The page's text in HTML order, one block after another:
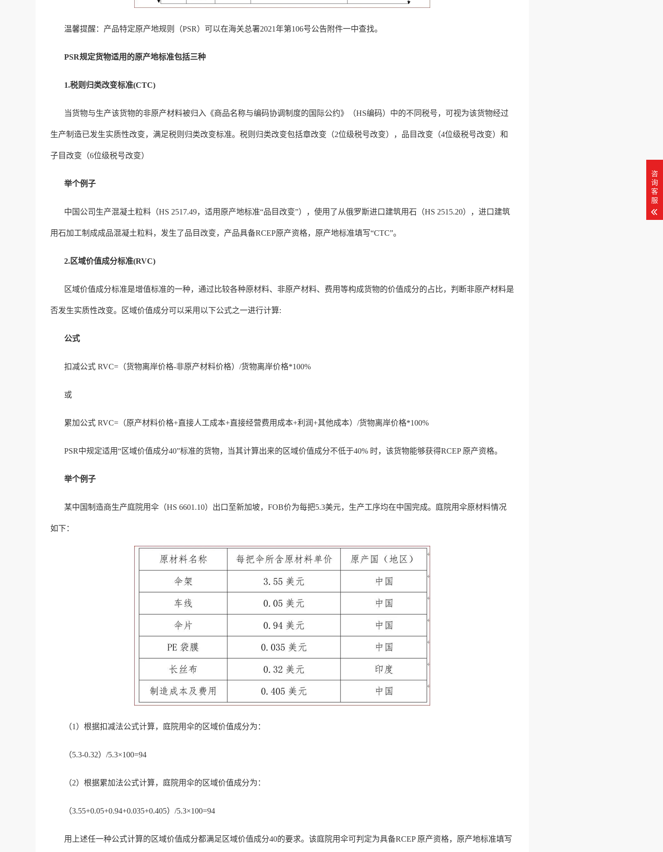
温馨提醒：产品特定原产地规则（PSR）可以在海关总署2021年第106号公告附件一中查找。
PSR规定货物适用的原产地标准包括三种
1.税则归类改变标准(CTC)
当货物与生产该货物的非原产材料被归入《商品名称与编码协调制度的国际公约》（HS编码）中的不同税号，可视为该货物经过
生产制造已发生实质性改变，满足税则归类改变标准。税则归类改变包括章改变（2位级税号改变），品目改变（4位级税号改变）和
子目改变（6位级税号改变）
举个例子
中国公司生产混凝土粒料（HS 2517.49，适用原产地标准“品目改变”），使用了从俄罗斯进口建筑用石（HS 2515.20），进口建筑
用石加工制成成品混凝土粒料，发生了品目改变，产品具备RCEP原产资格，原产地标准填写“CTC”。
2.区域价值成分标准(RVC)
区域价值成分标准是增值标准的一种，通过比较各种原材料、非原产材料、费用等构成货物的价值成分的占比，判断非原产材料是
否发生实质性改变。区域价值成分可以采用以下公式之一进行计算:
公式
扣减公式 RVC=（货物离岸价格-非原产材料价格）/货物离岸价格*100%
或
累加公式 RVC=（原产材料价格+直接人工成本+直接经营费用成本+利润+其他成本）/货物离岸价格*100%
PSR中规定适用“区域价值成分40”标准的货物，当其计算出来的区域价值成分不低于40% 时，该货物能够获得RCEP 原产资格。
举个例子
某中国制造商生产庭院用伞（HS 6601.10）出口至新加坡，FOB价为每把5.3美元，生产工序均在中国完成。庭院用伞原材料情况
如下：
（1）根据扣减法公式计算，庭院用伞的区域价值成分为：
（5.3-0.32）/5.3×100=94
（2）根据累加法公式计算，庭院用伞的区域价值成分为：
（3.55+0.05+0.94+0.035+0.405）/5.3×100=94
用上述任一种公式计算的区域价值成分都满足区域价值成分40的要求。该庭院用伞可判定为具备RCEP 原产资格，原产地标准填写
咨
询
客
服